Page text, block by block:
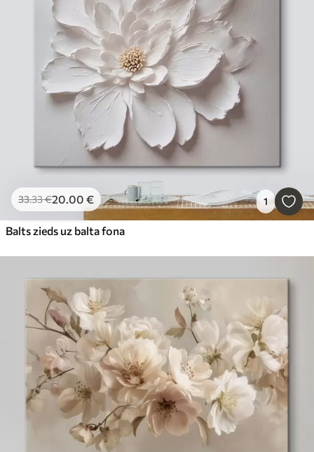
33.33€20.00 € 1
Balts zieds uz balta fona